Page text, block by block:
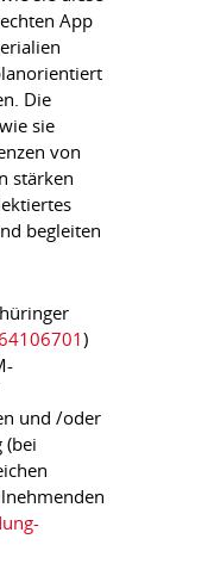
App
Die
sie
von
stärken
begleiten
)
und /oder
(bei